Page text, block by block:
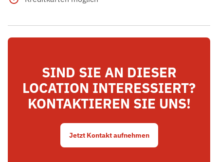
SIND SIE AN DIESER
LOCATION INTERESSIERT?
KONTAKTIEREN SIE UNS!
Jetzt Kontakt aufnehmen